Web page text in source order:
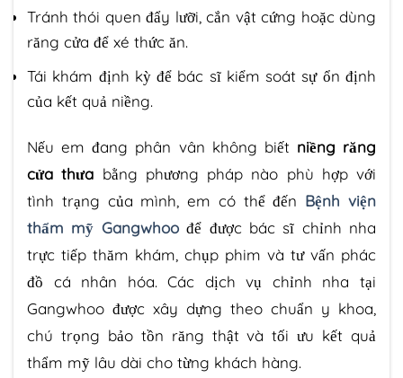
Tránh thói quen đẩy lưỡi, cắn vật cứng hoặc dùng
răng cửa để xé thức ăn.
Tái khám định kỳ để bác sĩ kiểm soát sự ổn định
của kết quả niềng.
Nếu em đang phân vân không biết niềng răng
cửa thưa bằng phương pháp nào phù hợp với
tình trạng của mình, em có thể đến Bệnh viện
thẩm mỹ Gangwhoođể được bác sĩ chỉnh nha
trực tiếp thăm khám, chụp phim và tư vấn phác
đồ cá nhân hóa. Các dịch vụ chỉnh nha tại
Gangwhoo được xây dựng theo chuẩn y khoa,
chú trọng bảo tồn răng thật và tối ưu kết quả
thẩm mỹ lâu dài cho từng khách hàng.